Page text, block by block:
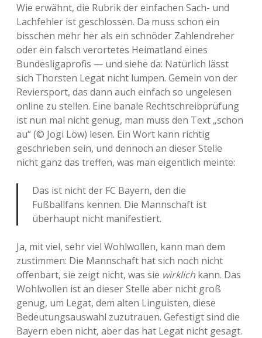
Wie erwähnt, die Rubrik der einfachen Sach- und
Lachfehler ist geschlossen. Da muss schon ein
bisschen mehr her als ein schnöder Zahlendreher
oder ein falsch verortetes Heimatland eines
Bundesligaprofis — und siehe da: Natürlich lässt
sich Thorsten Legat nicht lumpen. Gemein von der
Reviersport, das dann auch einfach so ungelesen
online zu stellen. Eine banale Rechtschreibprüfung
ist nun mal nicht genug, man muss den Text „schon
au“ (© Jogi Löw) lesen. Ein Wort kann richtig
geschrieben sein, und dennoch an dieser Stelle
nicht ganz das treffen, was man eigentlich meinte:
Das ist nicht der FC Bayern, den die
Fußballfans kennen. Die Mannschaft ist
überhaupt nicht manifestiert.
Ja, mit viel, sehr viel Wohlwollen, kann man dem
zustimmen: Die Mannschaft hat sich noch nicht
offenbart, sie zeigt nicht, was sie wirklich kann. Das
Wohlwollen ist an dieser Stelle aber nicht groß
genug, um Legat, dem alten Linguisten, diese
Bedeutungsauswahl zuzutrauen. Gefestigt sind die
Bayern eben nicht, aber das hat Legat nicht gesagt.